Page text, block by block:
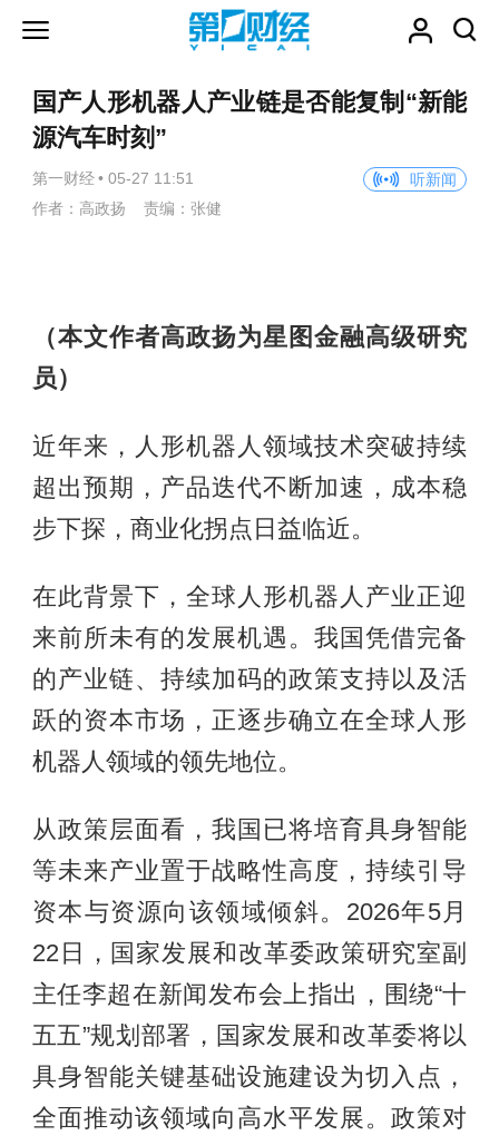
国产人形机器人产业链是否能复制“新能
源汽车时刻”
第一财经 • 05-27 11:51
听新闻
作者：高政扬 责编：张健
（本文作者高政扬为星图金融高级研究
员）
近年来，人形机器人领域技术突破持续
超出预期，产品迭代不断加速，成本稳
步下探，商业化拐点日益临近。
在此背景下，全球人形机器人产业正迎
来前所未有的发展机遇。我国凭借完备
的产业链、持续加码的政策支持以及活
跃的资本市场，正逐步确立在全球人形
机器人领域的领先地位。
从政策层面看，我国已将培育具身智能
等未来产业置于战略性高度，持续引导
资本与资源向该领域倾斜。2026年5月
22日，国家发展和改革委政策研究室副
主任李超在新闻发布会上指出，围绕“十
五五”规划部署，国家发展和改革委将以
具身智能关键基础设施建设为切入点，
全面推动该领域向高水平发展。政策对